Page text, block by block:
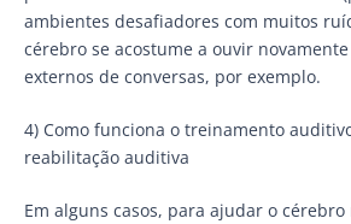
ambientes desafiadores com muitos
cérebro se acostume a ouvir
externos de conversas, por exemplo.
4) Como funciona o treinamento
reabilitação auditiva
Em alguns casos, para ajudar o